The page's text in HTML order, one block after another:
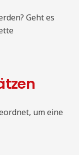
Geht es
um eine